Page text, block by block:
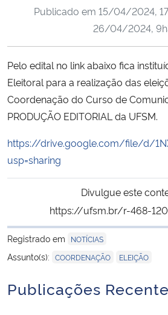
Ministério da Cidadania
Ministério da Ciência, Tecnologia, Inovações e
Ministério do Meio Ambiente
Controladoria-Geral da União
Publicado em 15/04/2024,
26/04/2024,
Pelo edital no link abaixo fica
Eleitoral para a realização das
Coordenação do Curso de
PRODUÇÃO EDITORIAL da UFSM.
https://drive.google.com/file/d/
usp=sharing
Divulgue este
https://ufsm.br/r-468-
Registrado em
NOTÍCIAS
Assunto(s): COORDENAÇÃO ELEIÇÃO
Publicações